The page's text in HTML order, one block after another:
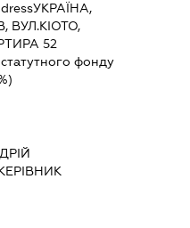
УКРАЇНА,
ВУЛ.КІОТО,
52
фонду